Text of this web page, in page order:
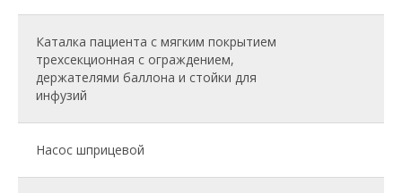
Каталка пациента с мягким покрытием
трехсекционная с ограждением,
держателями баллона и стойки для
инфузий
Насос шприцевой